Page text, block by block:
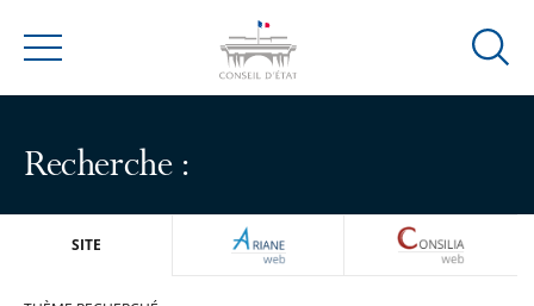
Menu
Ouvrir
Recherche :
SITE ARIANEWEB